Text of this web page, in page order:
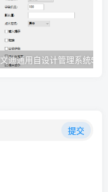
文迪通用自设计管理系统
提交